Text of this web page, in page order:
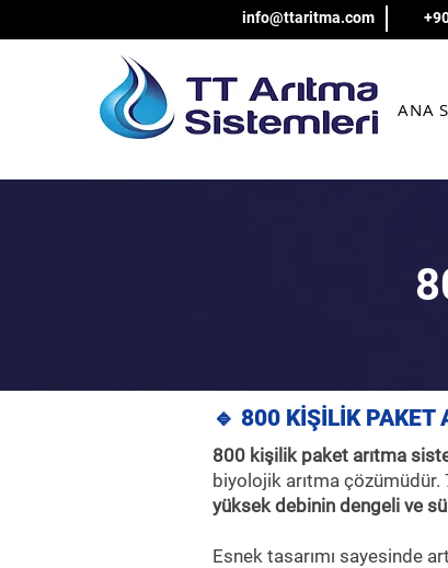
info@ttaritma.com
ANA
🔹 800 KİŞİLİK
800 kişilik paket arıtma
biyolojik arıtma
yüksek debinin dengeli ve
Esnek tasarımı sayesinde